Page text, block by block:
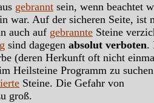
gebrannt sein, wenn beachtet
war. Auf der sicheren Seite, ist
auch auf gebrannte Steine
sind dagegen absolut verboten.
(deren Herkunft oft nicht
Heilsteine Programm zu
Steine. Die Gefahr von
groß.